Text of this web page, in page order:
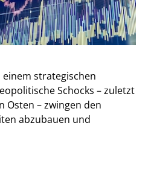
strategischen
Schocks – zuletzt
Osten – zwingen den
abzubauen und